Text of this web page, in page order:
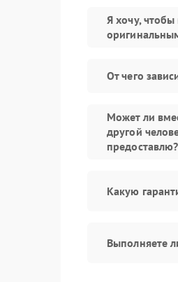
Я хочу,
От чего
Может ли
другой
предоставлю?
Какую
Выполняете